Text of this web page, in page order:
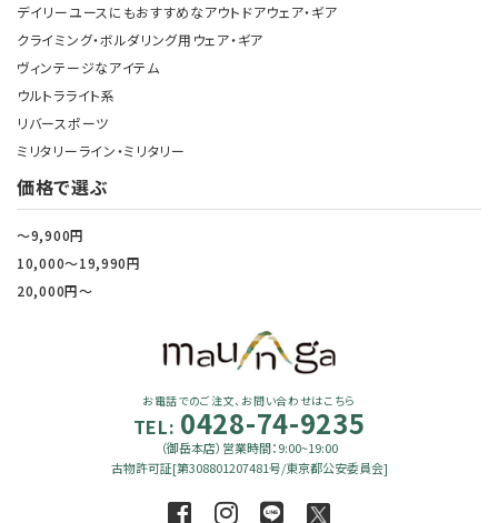
デイリーユースにもおすすめなアウトドアウェア・ギア
クライミング・ボルダリング用ウェア・ギア
ヴィンテージなアイテム
ウルトラライト系
リバースポーツ
ミリタリーライン・ミリタリー
価格で選ぶ
～9,900円
10,000～19,990円
20,000円～
お電話でのご注文、お問い合わせはこちら
TEL: 0428-74-9235
（御岳本店）営業時間：9:00~19:00
古物許可証[第308801207481号/東京都公安委員会]